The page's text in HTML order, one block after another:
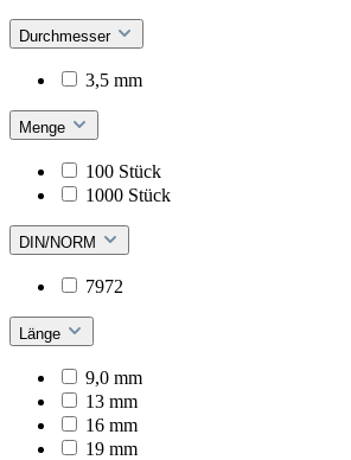
Durchmesser
3,5 mm
Menge
100 Stück
1000 Stück
DIN/NORM
7972
Länge
9,0 mm
13 mm
16 mm
19 mm